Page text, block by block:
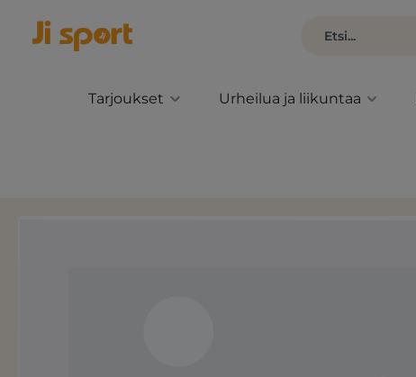
Tarjoukset Urheilua ja liikuntaa